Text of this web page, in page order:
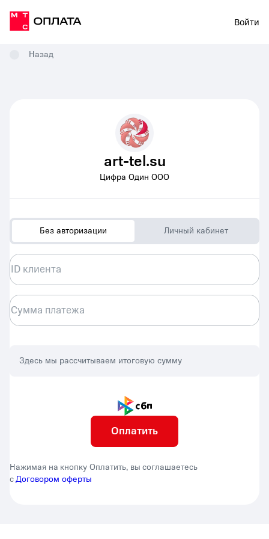
Войти
Назад
art-tel.su
Цифра Один ООО
Без авторизации Личный кабинет
ID клиента
Сумма платежа
Здесь мы рассчитываем итоговую сумму
Нажимая на кнопку Оплатить, вы соглашаетесь
сДоговором оферты
Оплатить